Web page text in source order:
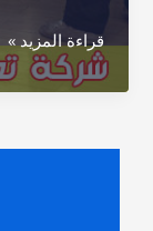
شركة
تعقيم
مدارس
قراءة المزيد »